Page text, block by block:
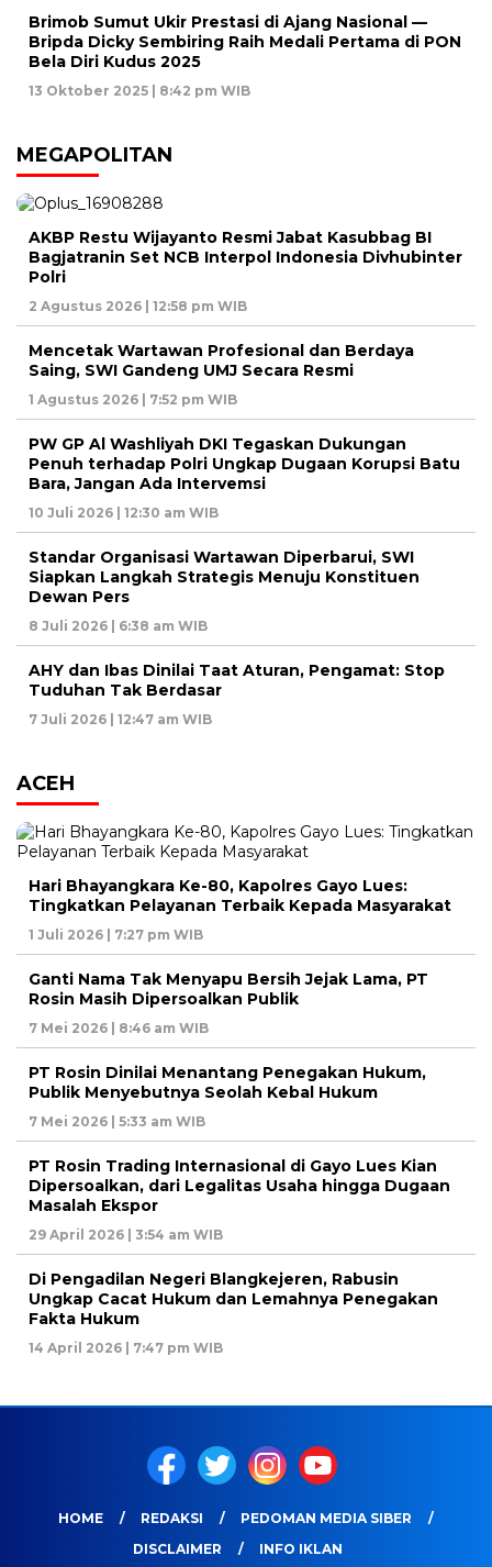
Brimob Sumut Ukir Prestasi di Ajang Nasional —
Bripda Dicky Sembiring Raih Medali Pertama di PON
Bela Diri Kudus 2025
13 Oktober 2025 | 8:42 pm WIB
MEGAPOLITAN
AKBP Restu Wijayanto Resmi Jabat Kasubbag BI
Bagjatranin Set NCB Interpol Indonesia Divhubinter
Polri
2 Agustus 2026 | 12:58 pm WIB
Mencetak Wartawan Profesional dan Berdaya
Saing, SWI Gandeng UMJ Secara Resmi
1 Agustus 2026 | 7:52 pm WIB
PW GP Al Washliyah DKI Tegaskan Dukungan
Penuh terhadap Polri Ungkap Dugaan Korupsi Batu
Bara, Jangan Ada Intervemsi
10 Juli 2026 | 12:30 am WIB
Standar Organisasi Wartawan Diperbarui, SWI
Siapkan Langkah Strategis Menuju Konstituen
Dewan Pers
8 Juli 2026 | 6:38 am WIB
AHY dan Ibas Dinilai Taat Aturan, Pengamat: Stop
Tuduhan Tak Berdasar
7 Juli 2026 | 12:47 am WIB
ACEH
Hari Bhayangkara Ke-80, Kapolres Gayo Lues:
Tingkatkan Pelayanan Terbaik Kepada Masyarakat
1 Juli 2026 | 7:27 pm WIB
Ganti Nama Tak Menyapu Bersih Jejak Lama, PT
Rosin Masih Dipersoalkan Publik
7 Mei 2026 | 8:46 am WIB
PT Rosin Dinilai Menantang Penegakan Hukum,
Publik Menyebutnya Seolah Kebal Hukum
7 Mei 2026 | 5:33 am WIB
PT Rosin Trading Internasional di Gayo Lues Kian
Dipersoalkan, dari Legalitas Usaha hingga Dugaan
Masalah Ekspor
29 April 2026 | 3:54 am WIB
Di Pengadilan Negeri Blangkejeren, Rabusin
Ungkap Cacat Hukum dan Lemahnya Penegakan
Fakta Hukum
14 April 2026 | 7:47 pm WIB
HOME REDAKSI
PEDOMAN MEDIA SIBER
DISCLAIMER
INFO IKLAN